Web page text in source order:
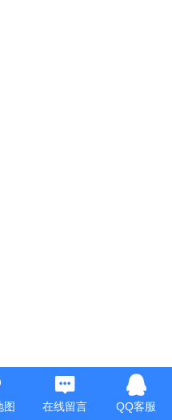
图 在线留言 QQ客服